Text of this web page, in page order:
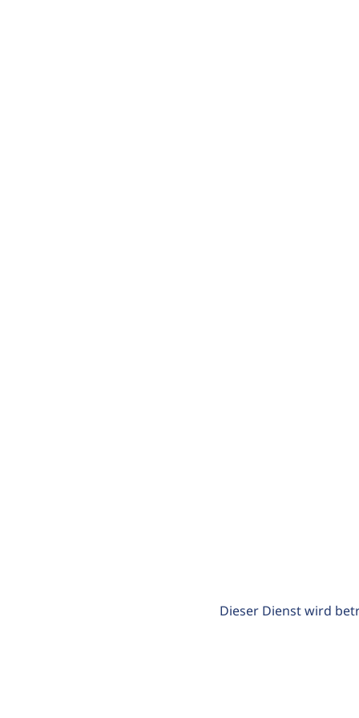
Dieser Dienst wird